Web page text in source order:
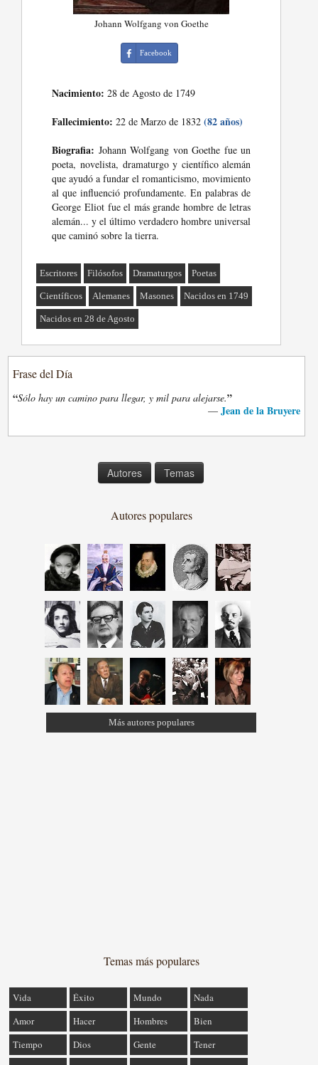
Johann Wolfgang von Goethe
Facebook
Nacimiento: 28 de Agosto de 1749
Fallecimiento: 22 de Marzo de 1832(82 años)
Biografia: Johann Wolfgang von Goethe fue un
poeta, novelista, dramaturgo y científico alemán
que ayudó a fundar el romanticismo, movimiento
al que influenció profundamente. En palabras de
George Eliot fue el más grande hombre de letras
alemán... y el último verdadero hombre universal
que caminó sobre la tierra.
Escritores Filósofos Dramaturgos Poetas
Científicos Alemanes Masones Nacidos en 1749
Nacidos en 28 de Agosto
Frase del Día
“Sólo hay un camino para llegar, y mil para alejarse.”
— Jean de la Bruyere
Autores Temas
Autores populares
Más autores populares
Temas más populares
Vida Éxito Mundo
Nada
Amor
Hacer Hombres
Bien
Tiempo
Dios Gente
Tener